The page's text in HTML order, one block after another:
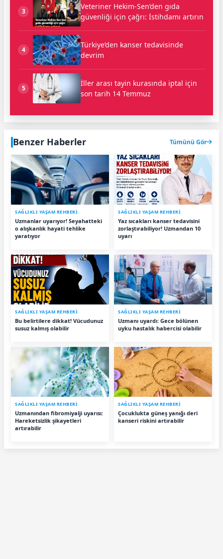
3
Veteriner Hekim-Sen’den gıda
güvenliği için çağrı: İstihdamı artırın
4
Türkiye’den kanser tedavisinde
devrim
5
İller arası tayin kurasında iptal için
son tarih 14 Temmuz
Benzer Haberler Tümünü Gör
SAĞLIKLI YAŞAM REHBERİ
Uzmanlar uyarıyor! Seyahatteki
o alışkanlık hayati tehlike
yaratıyor
SAĞLIKLI YAŞAM REHBERİ
Yaz sıcakları kanser tedavisini
zorlaştırabiliyor! Uzmandan 10
uyarı
SAĞLIKLI YAŞAM REHBERİ
Bu belirtilere dikkat! Vücudunuz
susuz kalmış olabilir
SAĞLIKLI YAŞAM REHBERİ
Uzmanı uyardı: Gece bölünen
uyku hastalık habercisi olabilir
SAĞLIKLI YAŞAM REHBERİ
Uzmanından fibromiyalji uyarısı:
Hareketsizlik şikayetleri
artırabilir
SAĞLIKLI YAŞAM REHBERİ
Çocuklukta güneş yanığı deri
kanseri riskini artırabilir